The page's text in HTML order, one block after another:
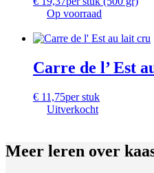
Op voorraad
Carre de l’ Est
€ 11,75per stuk
Uitverkocht
Meer leren over